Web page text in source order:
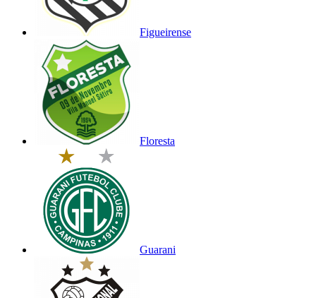
Figueirense
Floresta
Guarani